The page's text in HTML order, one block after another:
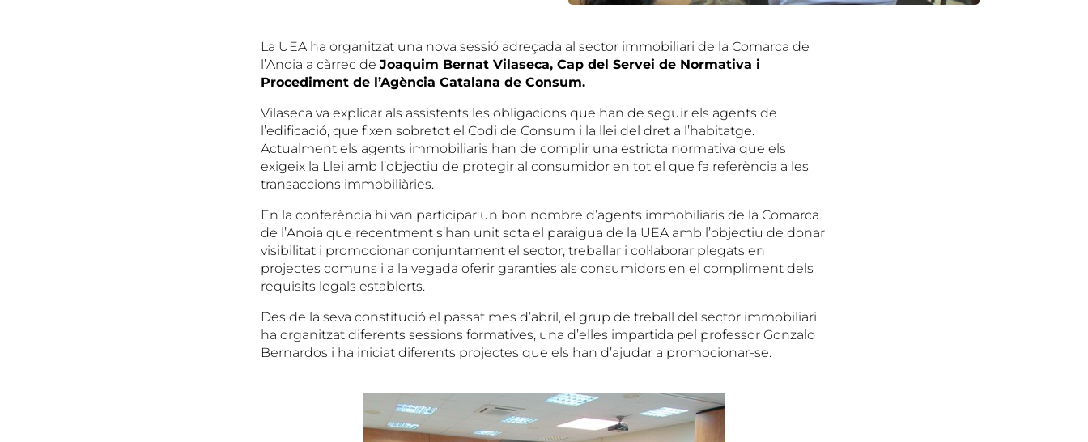
La UEA ha organitzat una nova sessió adreçada al sector immobiliari de la Comarca de
l’Anoia a càrrec de Joaquim Bernat Vilaseca, Cap del Servei de Normativa i
Procediment de l’Agència Catalana de Consum.
Vilaseca va explicar als assistents les obligacions que han de seguir els agents de
l’edificació, que fixen sobretot el Codi de Consum i la llei del dret a l’habitatge.
Actualment els agents immobiliaris han de complir una estricta normativa que els
exigeix la Llei amb l’objectiu de protegir al consumidor en tot el que fa referència a les
transaccions immobiliàries.
En la conferència hi van participar un bon nombre d’agents immobiliaris de la Comarca
de l’Anoia que recentment s’han unit sota el paraigua de la UEA amb l’objectiu de donar
visibilitat i promocionar conjuntament el sector, treballar i col·laborar plegats en
projectes comuns i a la vegada oferir garanties als consumidors en el compliment dels
requisits legals establerts.
Des de la seva constitució el passat mes d’abril, el grup de treball del sector immobiliari
ha organitzat diferents sessions formatives, una d’elles impartida pel professor Gonzalo
Bernardos i ha iniciat diferents projectes que els han d’ajudar a promocionar-se.